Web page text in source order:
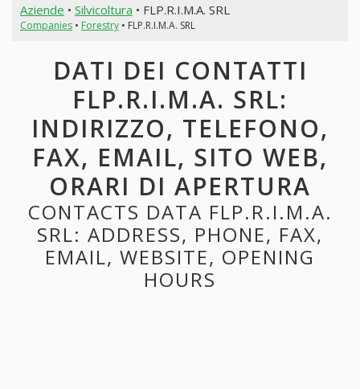
Aziende • Silvicoltura • FLP.R.I.M.A. SRL
Companies• Forestry• FLP.R.I.M.A. SRL
DATI DEI CONTATTI
FLP.R.I.M.A. SRL:
INDIRIZZO, TELEFONO,
FAX, EMAIL, SITO WEB,
ORARI DI APERTURA
CONTACTS DATA FLP.R.I.M.A.
SRL: ADDRESS, PHONE, FAX,
EMAIL, WEBSITE, OPENING
HOURS